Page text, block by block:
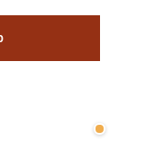
Wenige